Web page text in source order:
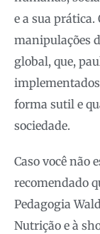
e a sua prática.
manipulações
global, que,
forma sutil e
sociedade.
Caso você não
recomendado
Pedagogia
Nutrição e à